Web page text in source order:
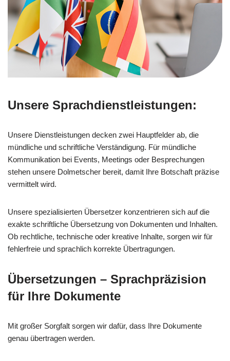
Unsere Sprachdienstleistungen:
Unsere Dienstleistungen decken zwei Hauptfelder ab, die
mündliche und schriftliche Verständigung. Für mündliche
Kommunikation bei Events, Meetings oder Besprechungen
stehen unsere Dolmetscher bereit, damit Ihre Botschaft präzise
vermittelt wird.
Unsere spezialisierten Übersetzer konzentrieren sich auf die
exakte schriftliche Übersetzung von Dokumenten und Inhalten.
Ob rechtliche, technische oder kreative Inhalte, sorgen wir für
fehlerfreie und sprachlich korrekte Übertragungen.
Übersetzungen – Sprachpräzision
für Ihre Dokumente
Mit großer Sorgfalt sorgen wir dafür, dass Ihre Dokumente
genau übertragen werden.